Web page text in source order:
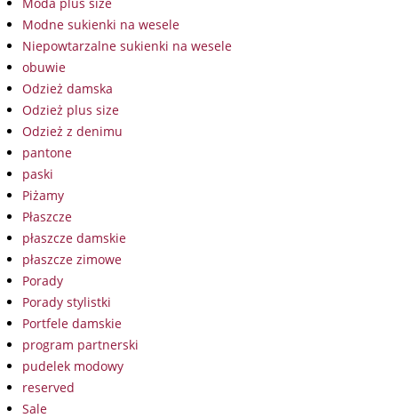
Modne sukienki na wesele
Niepowtarzalne sukienki na wesele
obuwie
Odzież damska
Odzież plus size
Odzież z denimu
pantone
paski
Piżamy
Płaszcze
płaszcze damskie
płaszcze zimowe
Porady
Porady stylistki
Portfele damskie
program partnerski
pudelek modowy
reserved
Sale